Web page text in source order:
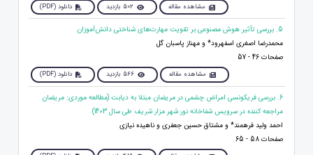
مشاهده مقاله 502 بازدید دانلود (PDF)
5. بررسی تأثیر هوش مصنوعی بر تقویت مهارت‌های شناختی دانش‌آموزان
محمدرضا اصغری اسفهرود* و مهناز پاسبان گل
صفحات 46 - 57
مشاهده مقاله 566 بازدید دانلود (PDF)
6. بررسی فریکونسی امراض چشمی در مریضان مبتلا به دیابت (مطالعه موردی: مریضان
مراجعه کننده در سرویس شفاخانه نور شهر مزار شریف طی سال 1403)
احمد ولید فرهمند* و مشتاق حسین جعفری و ناهیده نیازی
صفحات 58 - 65